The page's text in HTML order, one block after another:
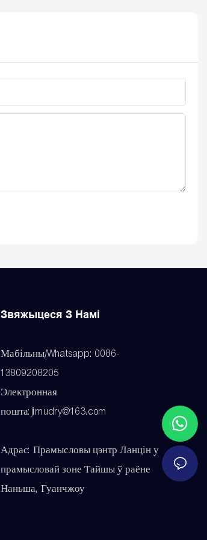
Звяжыцеся З Намі
Мабільны/Whatsapp: 0086-
13809208205
Электронная
пошта:jimudry@163.com
Адрас: Прамысловы цэнтр Ланцін у
прамысловай зоне Тайшы ў раёне
Наньша, Гуанчжоу